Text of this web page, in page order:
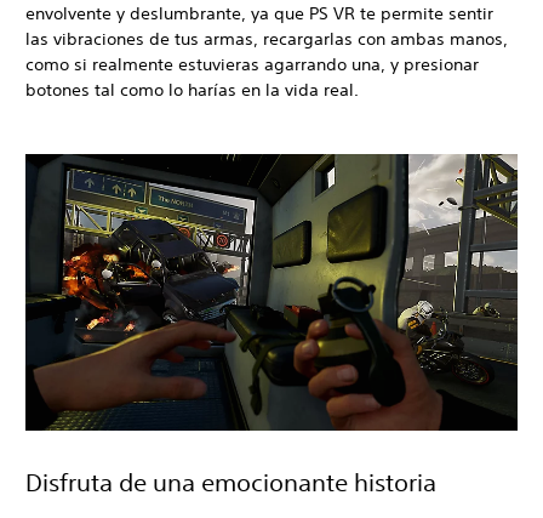
envolvente y deslumbrante, ya que PS VR te permite sentir
las vibraciones de tus armas, recargarlas con ambas manos,
como si realmente estuvieras agarrando una, y presionar
botones tal como lo harías en la vida real.
Disfruta de una emocionante historia